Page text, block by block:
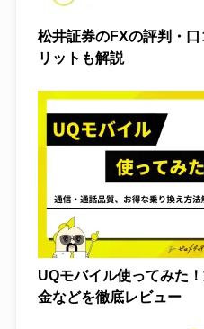
松井証券のFXの評判・
リットも解説
UQモバイル使ってみた
金などを徹底レビュー